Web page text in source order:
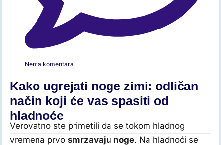
Nema komentara
Kako ugrejati noge zimi: odličan
način koji će vas spasiti od
hladnoće
Verovatno ste primetili da se tokom hladnog
vremena prvo smrzavaju noge. Na hladnoći se